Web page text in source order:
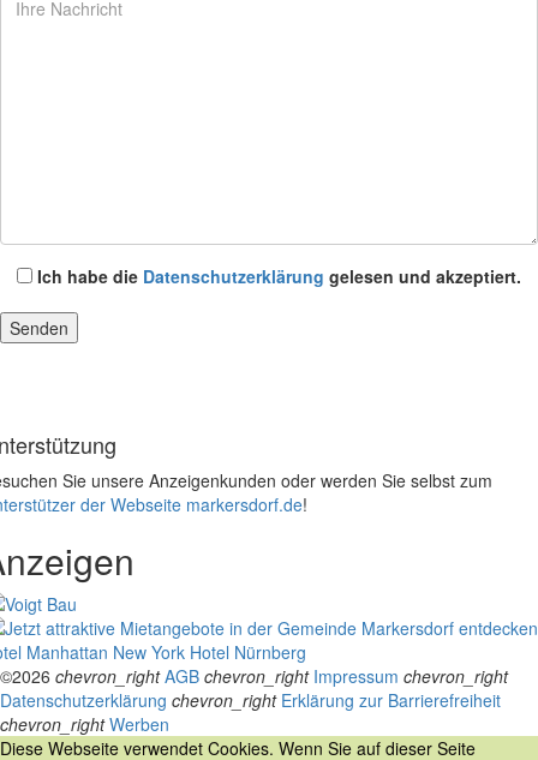
Ich habe die Datenschutzerklärung gelesen und akzeptiert.
Sie unsere Anzeigenkunden oder werden Sie selbst zum
der Webseite markersdorf.de!
Manhattan New York Hotel Nürnberg
©2026 chevron_right AGB chevron_right Impressum chevron_right
Datenschutzerklärung chevron_right Erklärung zur Barrierefreiheit
chevron_right Werben
Diese Webseite verwendet Cookies. Wenn Sie auf dieser Seite